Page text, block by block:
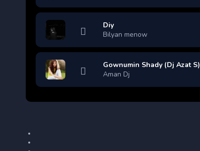
Diy
Bilyan menow
Gownumin Shady (Dj Azat S)
Aman Dj